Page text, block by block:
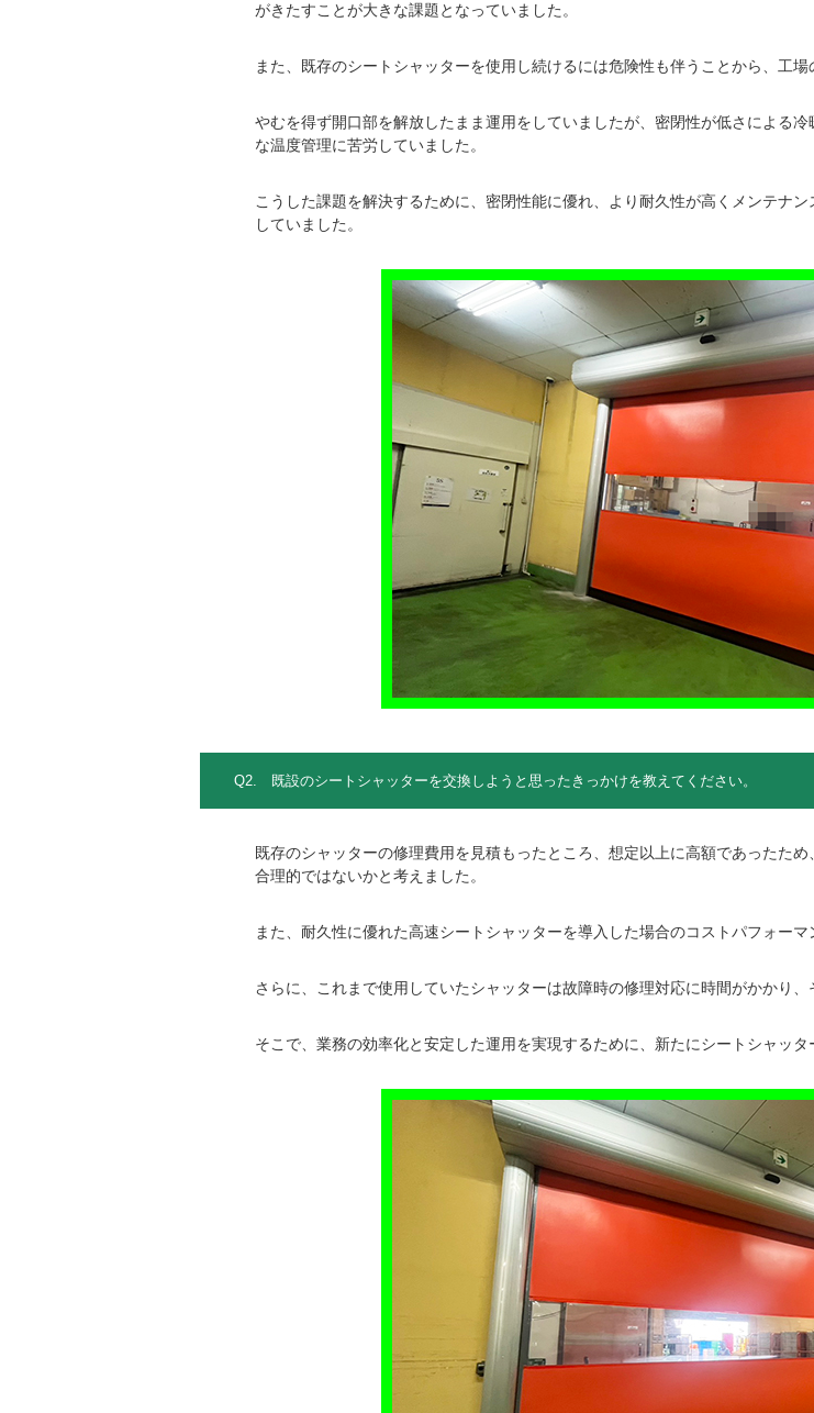
がきたすことが大きな課題となっていました。
また、既存のシートシャッターを使用し続けるには危険性も伴うことから、工
やむを得ず開口部を解放したまま運用をしていましたが、密閉性が低さによる
な温度管理に苦労していました。
こうした課題を解決するために、密閉性能に優れ、より耐久性が高くメンテナ
していました。
Q2. 既設のシートシャッターを交換しようと思ったきっかけを教えてください。
既存のシャッターの修理費用を見積もったところ、想定以上に高額であったた
合理的ではないかと考えました。
また、耐久性に優れた高速シートシャッターを導入した場合のコストパフォー
さらに、これまで使用していたシャッターは故障時の修理対応に時間がかかり
そこで、業務の効率化と安定した運用を実現するために、新たにシートシャッ